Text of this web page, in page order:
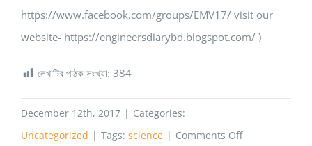
https://www.facebook.com/groups/EMV17/ visit our
website- https://engineersdiarybd.blogspot.com/ )
লেখাটির পাঠক সংখ্যা: 384
December 12th, 2017 | Categories:
Uncategorized | Tags: science | Comments Offon